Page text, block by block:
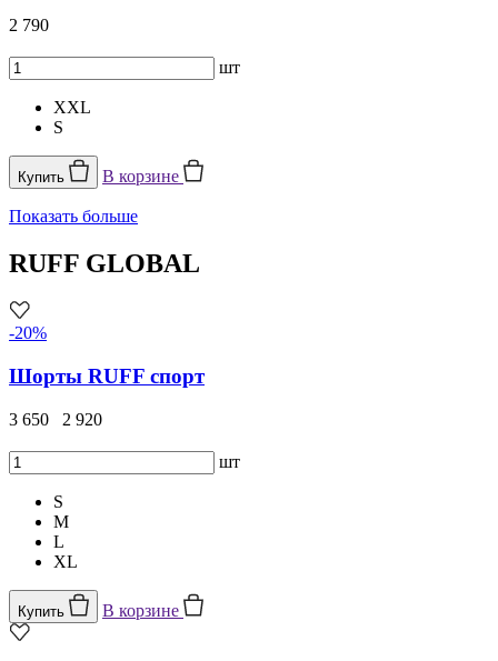
2 790
шт
XXL
S
Купить В корзине
Показать больше
RUFF GLOBAL
-20%
Шорты RUFF спорт
3 650 2 920
шт
S
M
L
XL
Купить В корзине